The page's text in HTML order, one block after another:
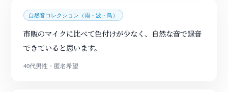
自然音コレクション（雨・波・鳥）
市販のマイクに比べて色付けが少なく、自然な音で録音
できていると思います。
40代男性・匿名希望